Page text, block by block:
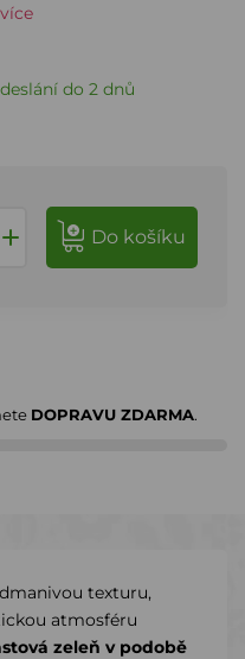
do 2 dnů
do košíku
DOPRAVU ZDARMA.
texturu,
atmosféru
zeleň v podobě